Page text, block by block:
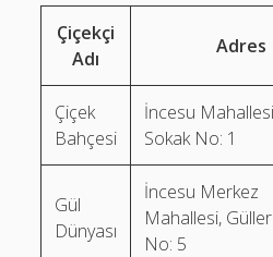
Çiçekçi
Adı
Adres
Çiçek
Bahçesi
İncesu
Sokak No: 1
Gül
Dünyası
İncesu Merkez
Mahallesi,
No: 5